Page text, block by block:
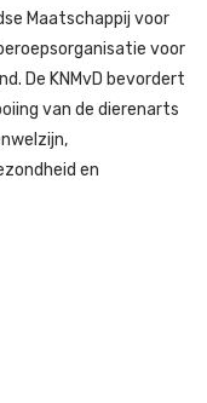
Maatschappij voor
voor
De KNMvD bevordert
van de dierenarts
en